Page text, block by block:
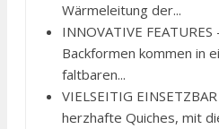
Wärmeleitung der...
INNOVATIVE
Backformen kommen in
faltbaren...
VIELSEITIG
herzhafte Quiches, mit